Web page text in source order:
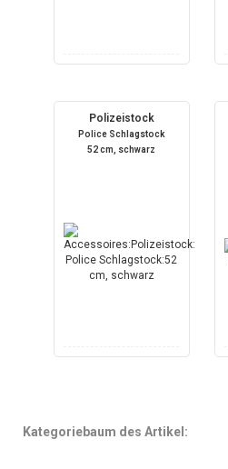
Polizeistock
Police Schlagstock
52 cm, schwarz
Kategoriebaum des Artikel: